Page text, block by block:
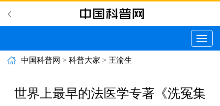
切
换
中国科普网 > 科普大家 > 王渝生
世界上最早的法医学专著《洗冤集